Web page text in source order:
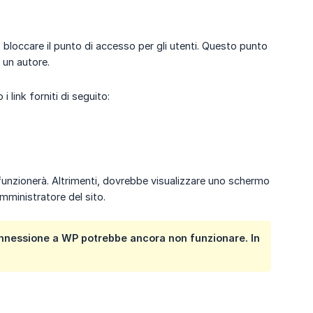
il punto di accesso per gli utenti. Questo punto
autore.
i link forniti di seguito:
Altrimenti, dovrebbe visualizzare uno schermo
del sito.
a WP potrebbe ancora non funzionare. In